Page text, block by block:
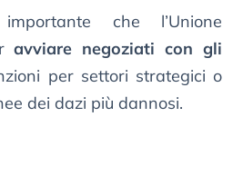
che l’Unione
avviare negoziati con gli
per settori strategici o
dei dazi più dannosi.